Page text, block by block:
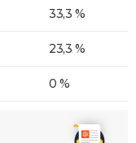
33,3 %
23,3 %
0 %